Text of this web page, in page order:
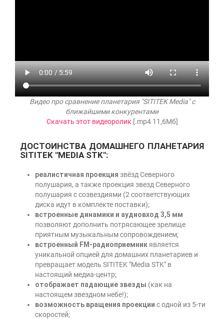
Видео про сравнение планетария "SITITEK Media" с
ближайшими конкурентами
Скачать этот видеоролик [.mp4 11,6Mб]
ДОСТОИНСТВА ДОМАШНЕГО ПЛАНЕТАРИЯ
SITITEK "MEDIA STK":
реалистичная проекция звёзд Северного
полушария, а также проекция звезд Северного
полушария с созвездиями (2 соответствующих
диска идут в комплекте поставки);
встроенные динамики и аудиовход 3,5 мм
позволяют дополнить потрясающее зрелище
приятным музыкальным сопровождением;
встроенный FM-радиоприемникявляется
уникальной опцией для домашних планетариев и
превращает модель SITITEK "Media STK" в
настоящий медиа-центр;
отображает падающие звезды (как на
настоящем звездном небе!);
возможность вращения проекции с одной из 5-ти
скоростей;